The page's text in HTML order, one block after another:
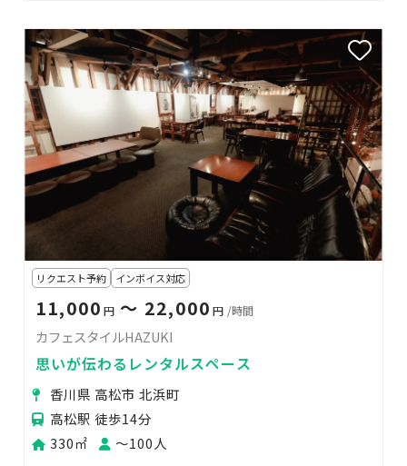
リクエスト予約 インボイス対応
11,000 円 〜 22,000 円 /時間
カフェスタイルHAZUKI
思いが伝わるレンタルスペース
香川県 高松市 北浜町
高松駅 徒歩14分
330㎡
〜100人